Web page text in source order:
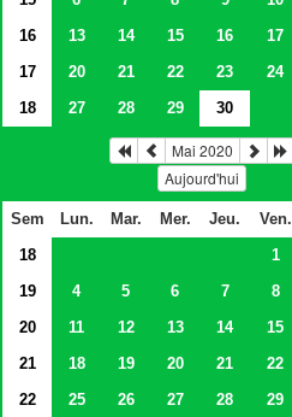
16
13 14 15 16 17
17
20 21 22 23 24
18
27 28 29 30
Mai 2020
Aujourd'hui
Sem Lun. Mar. Mer. Jeu. Ven.
18
1
19
4 5 6 7 8
20
11 12 13 14 15
21
18 19 20 21 22
22
25 26 27 28 29